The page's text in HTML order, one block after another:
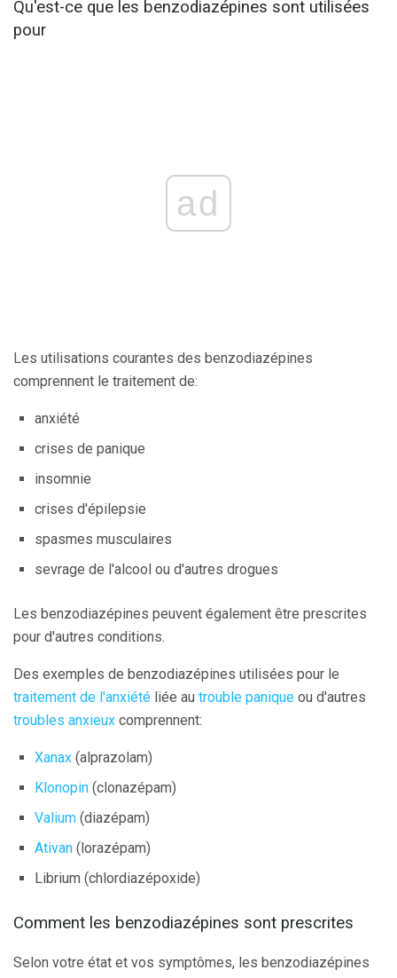
Qu'est-ce que les benzodiazépines sont utilisées
pour
ad
Les utilisations courantes des benzodiazépines
comprennent le traitement de:
anxiété
crises de panique
insomnie
crises d'épilepsie
spasmes musculaires
sevrage de l'alcool ou d'autres drogues
Les benzodiazépines peuvent également être prescrites
pour d'autres conditions.
Des exemples de benzodiazépines utilisées pour le
traitement de l'anxiété liée au trouble panique ou d'autres
troubles anxieux comprennent:
Xanax (alprazolam)
Klonopin (clonazépam)
Valium (diazépam)
Ativan (lorazépam)
Librium (chlordiazépoxide)
Comment les benzodiazépines sont prescrites
Selon votre état et vos symptômes, les benzodiazépines